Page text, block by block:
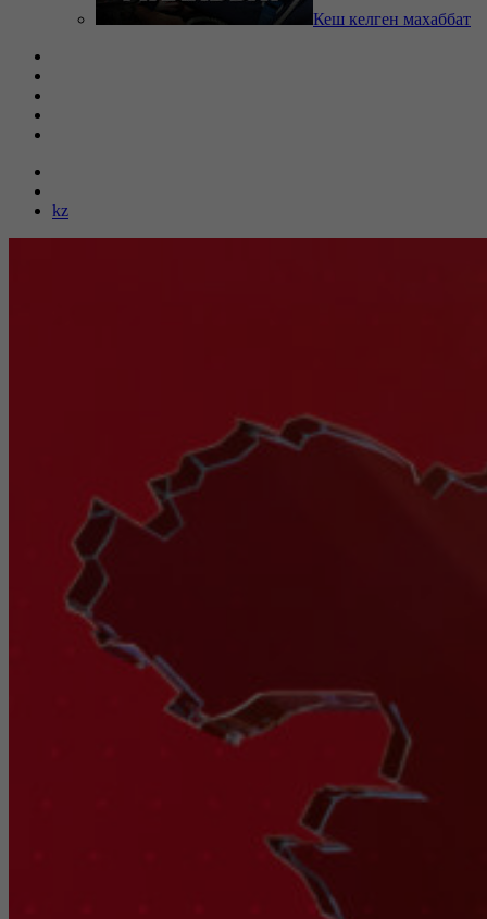
Кеш келген махаббат
kz